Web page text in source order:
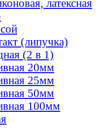
латексная
(липучка)
(2 в 1)
20мм
25мм
50мм
100мм